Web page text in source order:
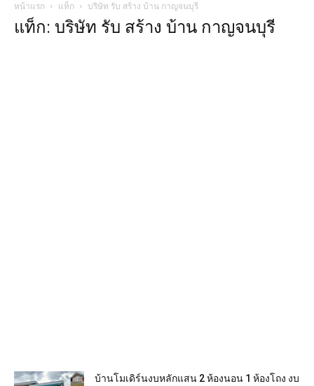
หน้าแรก แท็ก บริษัท รับ สร้าง บ้าน กาญจนบุรี
แท็ก: บริษัท รับ สร้าง บ้าน กาญจนบุรี
บ้านโมเดิร์นงบหลักแสน 2 ห้องนอน 1 ห้องโถง งบ